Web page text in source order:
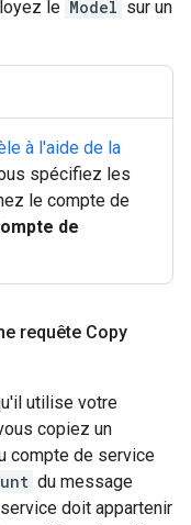
le Model sur un
à l'aide de la
spécifiez les
le compte de
de
requête Copy
utilise votre
copiez un
compte de service
du message
doit appartenir